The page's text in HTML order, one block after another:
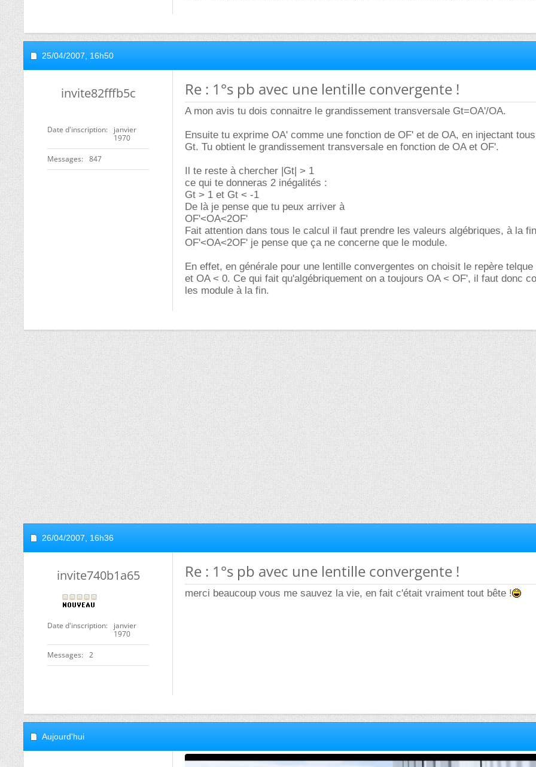
25/04/2007, 16h50
invite82fffb5c
Date d'inscription
janvier
1970
Messages 847
Re : 1°s pb avec une lentille convergente !
A mon avis tu dois connaitre le grandissement transversale Gt=OA'/OA.
Ensuite tu exprime OA' comme une fonction de OF' et de OA, en injectant
Gt. Tu obtient le grandissement transversale en fonction de OA et OF'.
Il te reste à chercher |Gt| > 1
ce qui te donneras 2 inégalités :
Gt > 1 et Gt < -1
De là je pense que tu peux arriver à
OF'<OA<2OF'
Fait attention dans tous le calcul il faut prendre les valeurs algébriques, à la
OF'<OA<2OF' je pense que ça ne concerne que le module.
En effet, en générale pour une lentille convergentes on choisit le repère
et OA < 0. Ce qui fait qu'algébriquement on a toujours OA < OF', il faut donc
les module à la fin.
26/04/2007, 16h36
invite740b1a65
Date d'inscription
janvier
1970
Messages 2
Re : 1°s pb avec une lentille convergente !
merci beaucoup vous me sauvez la vie, en fait c'était vraiment tout bête !
Aujourd'hui